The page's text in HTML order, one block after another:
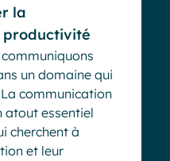
la
un domaine qui
communication
atout essentiel
cherchent à
et leur